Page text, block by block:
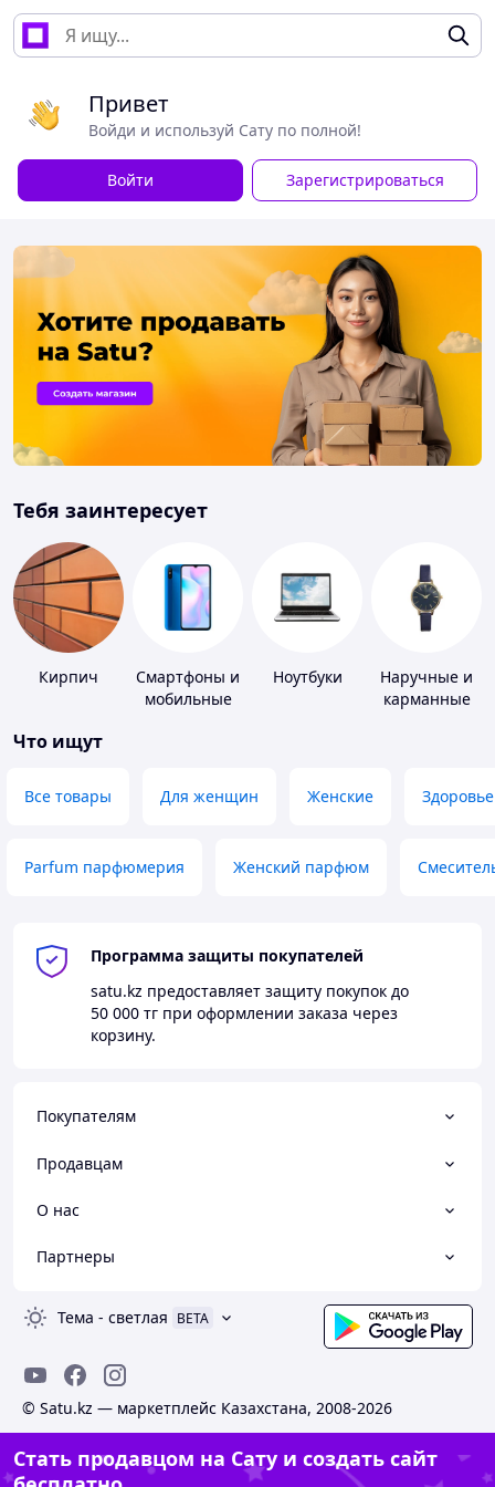
Привет
Войди и используй Сату по полной!
Войти Зарегистрироваться
Тебя заинтересует
Кирпич
Смартфоны и
мобильные
Ноутбуки
Наручные и
карманные
Что ищут
Все товары Для женщин Женские Здоровье
Parfum парфюмерия Женский парфюм
Программа защиты покупателей
satu.kz предоставляет защиту покупок до
50 000 тг при оформлении заказа через
корзину.
Покупателям
Продавцам
О нас
Партнеры
Тема - светлая BETA
© Satu.kz — маркетплейс Казахстана, 2008-2026
Стать продавцом на Сату и создать сайт